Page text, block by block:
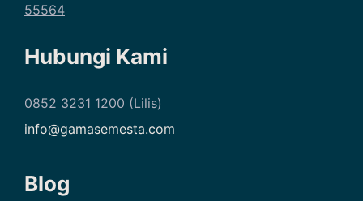
55564
Hubungi Kami
0852 3231 1200 (Lilis)
info@gamasemesta.com
Blog